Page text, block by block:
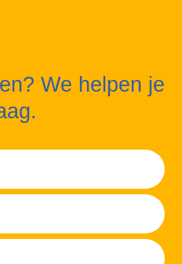
We helpen je